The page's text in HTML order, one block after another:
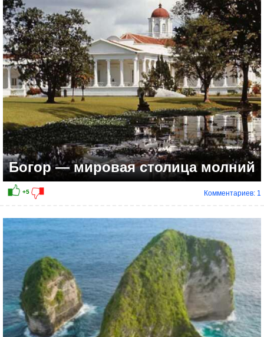
+8
Богор — мировая столица молний
Комментариев: 1